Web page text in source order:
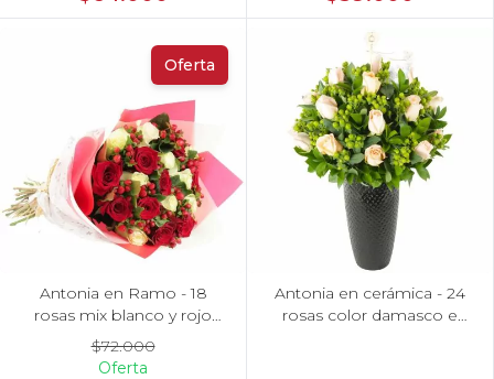
Oferta
Antonia en Ramo - 18
rosas mix blanco y rojo
con hypericum
$72.000
Oferta
Antonia en cerámica - 24
rosas color damasco e